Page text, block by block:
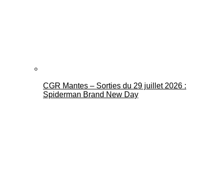
CGR Mantes – Sorties du 29 juillet 2026 :
Spiderman Brand New Day